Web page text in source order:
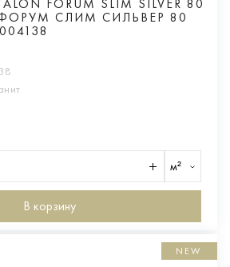
FORUM SLIM SILVER 80
СЛИМ СИЛЬВЕР 80
м²
В корзину
NEW